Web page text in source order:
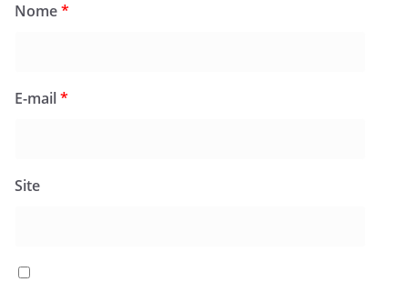
Nome*
E-mail*
Site